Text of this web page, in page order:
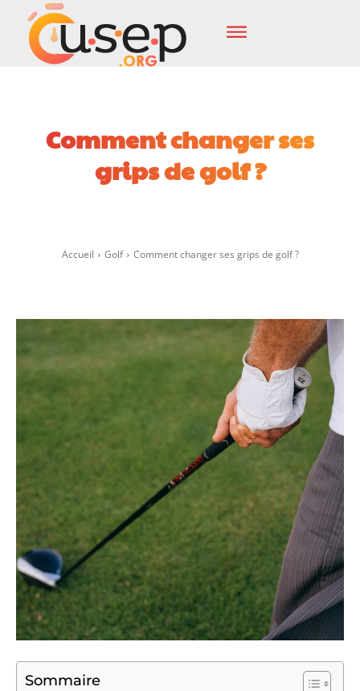
Comment changer ses
grips de golf ?
Accueil Golf Comment changer ses grips de golf ?
Sommaire